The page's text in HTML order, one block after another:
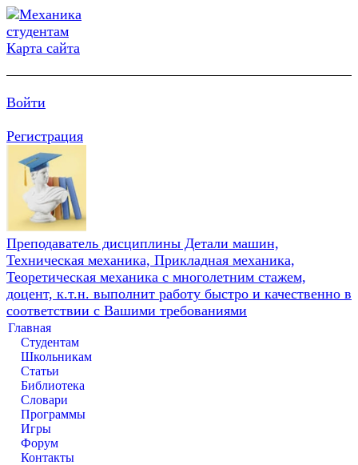
Карта сайта
Войти
Регистрация
Преподаватель дисциплины Детали машин,
Техническая механика, Прикладная механика,
Теоретическая механика с многолетним стажем,
доцент, к.т.н. выполнит работу быстро и качественно в
соответствии с Вашими требованиями
Главная
Студентам
Школьникам
Статьи
Библиотека
Словари
Программы
Игры
Форум
Контакты